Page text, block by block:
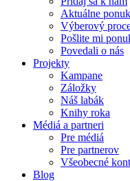
Aktuálne
Výberový
Pošlite mi
Povedali o nás
Projekty
Kampane
Záložky
Náš labák
Knihy roka
Médiá a partneri
Pre médiá
Pre partnerov
Všeobecné
Blog